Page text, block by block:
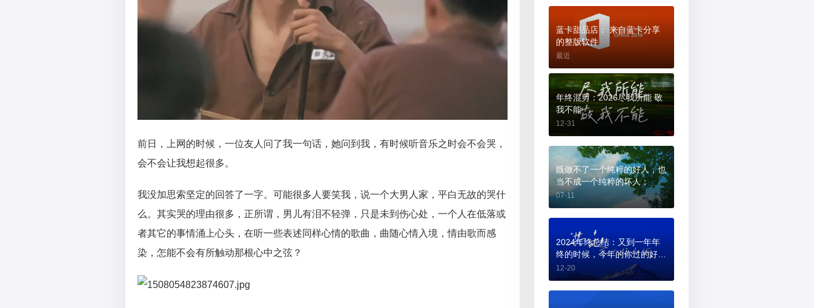
前日，上网的时候，一位友人问了我一句话，她问到我，有时候听音乐之时会不会哭，
会不会让我想起很多。
我没加思索坚定的回答了一字。可能很多人要笑我，说一个大男人家，平白无故的哭什
么。其实哭的理由很多，正所谓，男儿有泪不轻弹，只是未到伤心处，一个人在低落或
者其它的事情涌上心头，在听一些表述同样心情的歌曲，曲随心情入境，情由歌而感
染，怎能不会有所触动那根心中之弦？
蓝卡甜品店： 来自蓝卡分享
的整版软件
最近
年终混剪：2026尽我所能 敬
我不能
12-31
既做不了一个纯粹的好人，也
当不成一个纯粹的坏人；
07-11
2024年终总结：又到一年年
终的时候，今年的你过的好
吗？
12-20